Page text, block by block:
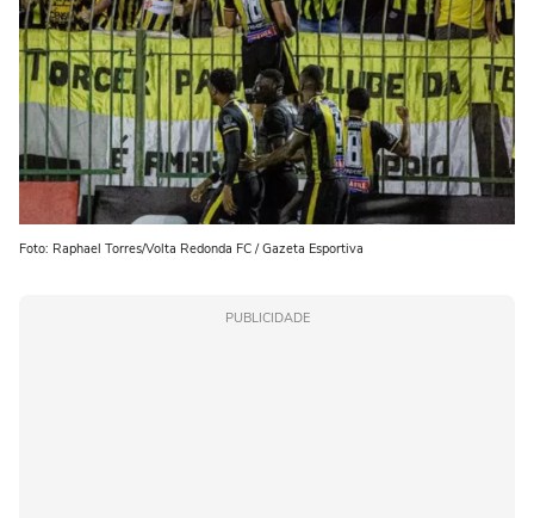
Foto: Raphael Torres/Volta Redonda FC / Gazeta Esportiva
PUBLICIDADE